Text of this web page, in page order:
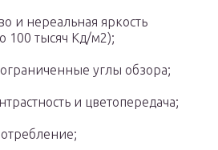
и нереальная яркость
100 тысяч Кд/м2);
углы обзора;
и цветопередача;